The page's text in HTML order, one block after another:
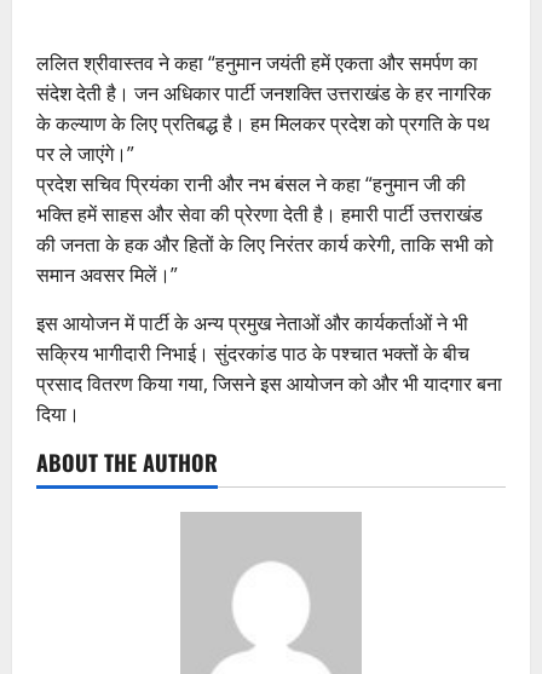
ललित श्रीवास्तव ने कहा “हनुमान जयंती हमें एकता और समर्पण का
संदेश देती है। जन अधिकार पार्टी जनशक्ति उत्तराखंड के हर नागरिक
के कल्याण के लिए प्रतिबद्ध है। हम मिलकर प्रदेश को प्रगति के पथ
पर ले जाएंगे।”
प्रदेश सचिव प्रियंका रानी और नभ बंसल ने कहा “हनुमान जी की
भक्ति हमें साहस और सेवा की प्रेरणा देती है। हमारी पार्टी उत्तराखंड
की जनता के हक और हितों के लिए निरंतर कार्य करेगी, ताकि सभी को
समान अवसर मिलें।”
इस आयोजन में पार्टी के अन्य प्रमुख नेताओं और कार्यकर्ताओं ने भी
सक्रिय भागीदारी निभाई। सुंदरकांड पाठ के पश्चात भक्तों के बीच
प्रसाद वितरण किया गया, जिसने इस आयोजन को और भी यादगार बना
दिया।
ABOUT THE AUTHOR